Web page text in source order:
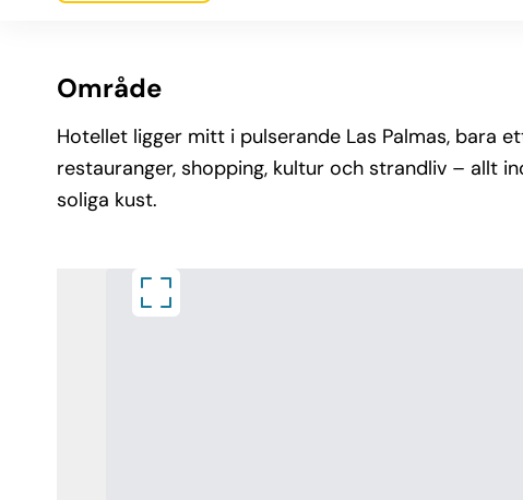
Område
Hotellet ligger mitt i pulserande Las Palmas, bara
restauranger, shopping, kultur och strandliv – allt
soliga kust.